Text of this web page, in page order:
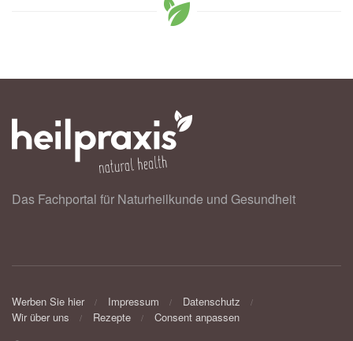
Das Fachportal für Naturheilkunde und Gesundheit
Werben Sie hier Impressum
Datenschutz
Wir über uns
Rezepte Consent anpassen